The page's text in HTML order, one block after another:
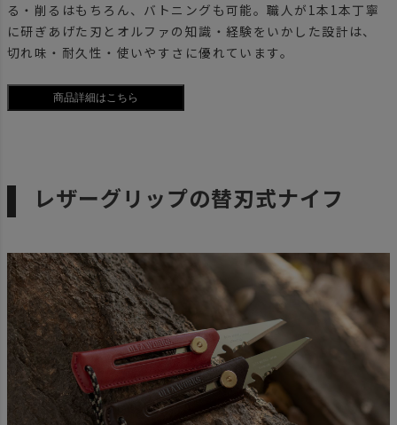
る・削るはもちろん、バトニングも可能。職人が1本1本丁寧
に研ぎあげた刃とオルファの知識・経験をいかした設計は、
切れ味・耐久性・使いやすさに優れています。
レザーグリップの替刃式ナイフ